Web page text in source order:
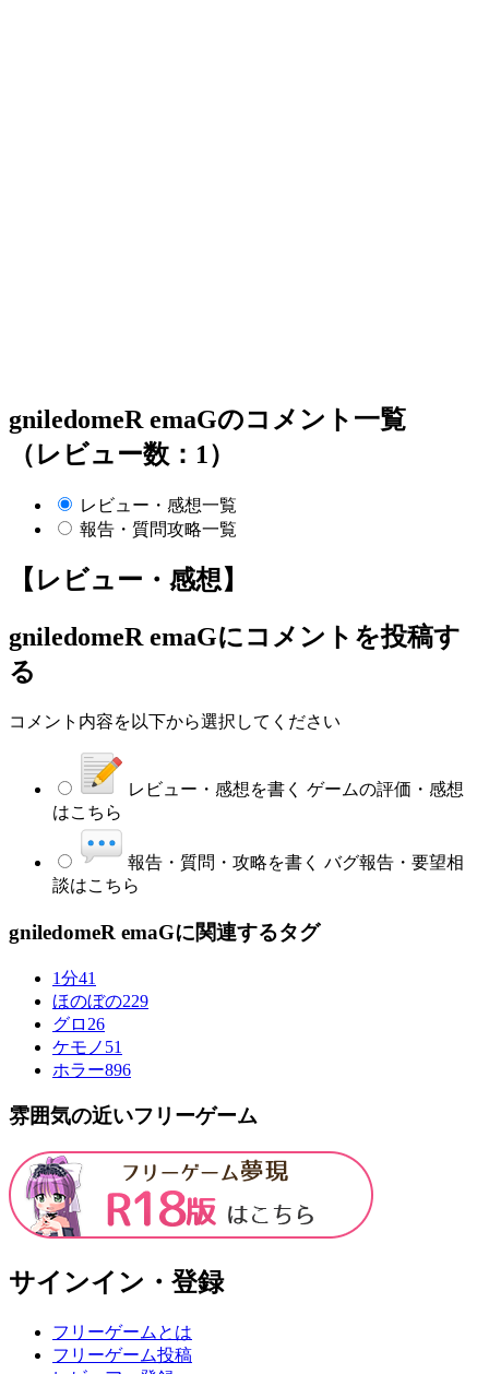
gniledomeR emaGのコメント一覧
（レビュー数：1）
レビュー・感想一覧
報告・質問攻略一覧
【レビュー・感想】
gniledomeR emaGにコメントを投稿す
る
コメント内容を以下から選択してください
レビュー・感想を書く ゲームの評価・感想
はこちら
報告・質問・攻略を書く バグ報告・要望相
談はこちら
gniledomeR emaGに関連するタグ
1分41
ほのぼの229
グロ 26
ケモノ 51
ホラー896
雰囲気の近いフリーゲーム
サインイン・登録
フリーゲームとは
フリーゲーム投稿